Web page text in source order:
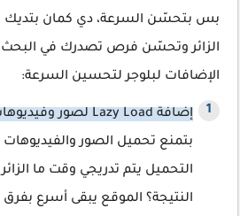
بس بتحسّن السرعة، دي كمان بتديك
الزائر وتحسّن فرص تصدرك في
الإضافات لبلوجر لتحسين السرعة:
إضافة Lazy Load لصور وفيديوهات بلوجر
بتمنع تحميل الصور والفيديوهات
التحميل يتم تدريجي وقت ما
النتيجة؟ الموقع يبقى أسرع